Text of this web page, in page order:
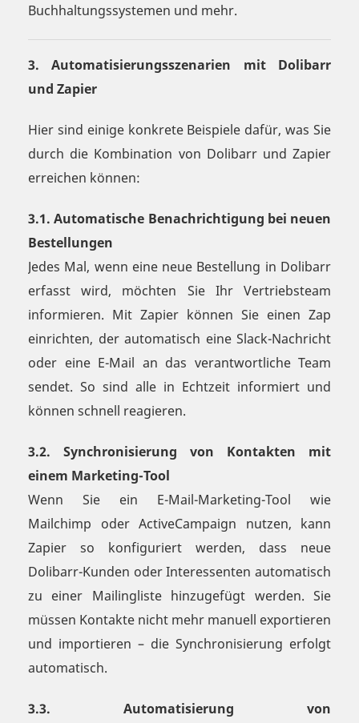
Buchhaltungssystemen und mehr.
3. Automatisierungsszenarien mit Dolibarr
und Zapier
Hier sind einige konkrete Beispiele dafür, was Sie
durch die Kombination von Dolibarr und Zapier
erreichen können:
3.1. Automatische Benachrichtigung bei neuen
Bestellungen
Jedes Mal, wenn eine neue Bestellung in Dolibarr
erfasst wird, möchten Sie Ihr Vertriebsteam
informieren. Mit Zapier können Sie einen Zap
einrichten, der automatisch eine Slack-Nachricht
oder eine E-Mail an das verantwortliche Team
sendet. So sind alle in Echtzeit informiert und
können schnell reagieren.
3.2. Synchronisierung von Kontakten mit
einem Marketing-Tool
Wenn Sie ein E-Mail-Marketing-Tool wie
Mailchimp oder ActiveCampaign nutzen, kann
Zapier so konfiguriert werden, dass neue
Dolibarr-Kunden oder Interessenten automatisch
zu einer Mailingliste hinzugefügt werden. Sie
müssen Kontakte nicht mehr manuell exportieren
und importieren – die Synchronisierung erfolgt
automatisch.
3.3. Automatisierung von